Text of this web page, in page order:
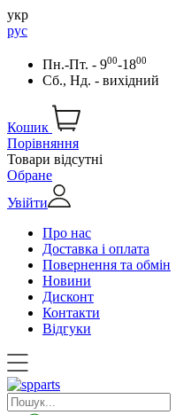
укр
рус
Пн.-Пт. - 900-1800
Сб., Нд. - вихідний
Кошик
Порівняння
Товари відсутні
Обране
Увійти
Про нас
Доставка і оплата
Повернення та обмін
Новини
Дисконт
Контакти
Відгуки